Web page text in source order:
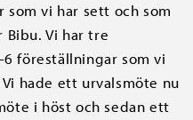
vi har sett och som
Bibu. Vi har tre
föreställningar som vi
hade ett urvalsmöte nu
i höst och sedan ett